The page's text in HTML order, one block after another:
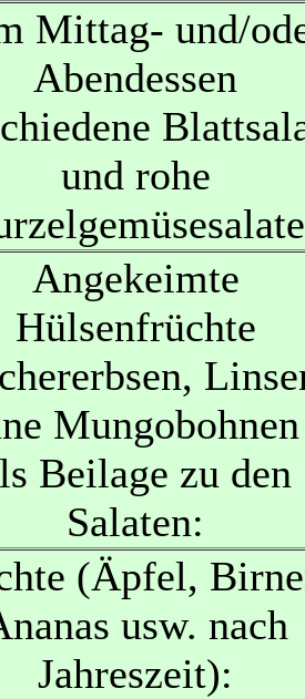
Mittag- und/
Abendessen
und rohe
Angekeimte
Hülsenfrüchte
Beilage zu den
Salaten:
(Äpfel,
usw. nach
Jahreszeit):